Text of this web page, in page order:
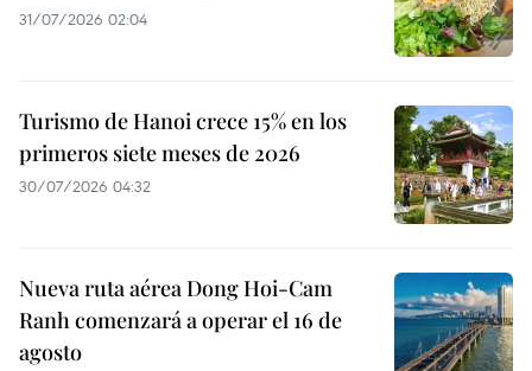
31/07/2026 02:04
Turismo de Hanoi crece 15% en los
primeros siete meses de 2026
30/07/2026 04:32
Nueva ruta aérea Dong Hoi-Cam
Ranh comenzará a operar el 16 de
agosto